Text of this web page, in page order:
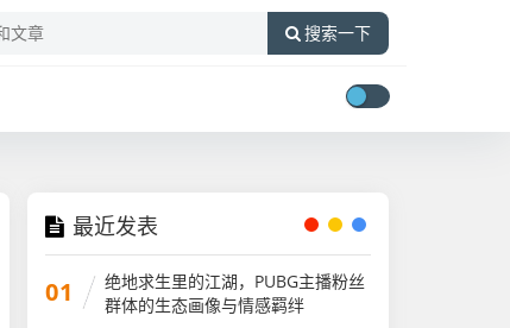
搜索一下
最近发表
01
绝地求生里的江湖，PUBG主播粉丝
群体的生态画像与情感羁绊